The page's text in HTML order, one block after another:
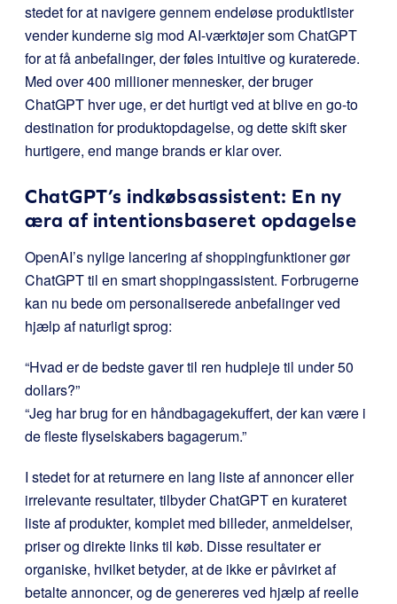
stedet for at navigere gennem endeløse produktlister
vender kunderne sig mod AI-værktøjer som ChatGPT
for at få anbefalinger, der føles intuitive og kuraterede.
Med over 400 millioner mennesker, der bruger
ChatGPT hver uge, er det hurtigt ved at blive en go-to
destination for produktopdagelse, og dette skift sker
hurtigere, end mange brands er klar over.
ChatGPT’s indkøbsassistent: En ny
æra af intentionsbaseret opdagelse
OpenAI’s nylige lancering af shoppingfunktioner gør
ChatGPT til en smart shoppingassistent. Forbrugerne
kan nu bede om personaliserede anbefalinger ved
hjælp af naturligt sprog:
“Hvad er de bedste gaver til ren hudpleje til under 50
dollars?”
“Jeg har brug for en håndbagagekuffert, der kan være i
de fleste flyselskabers bagagerum.”
I stedet for at returnere en lang liste af annoncer eller
irrelevante resultater, tilbyder ChatGPT en kurateret
liste af produkter, komplet med billeder, anmeldelser,
priser og direkte links til køb. Disse resultater er
organiske, hvilket betyder, at de ikke er påvirket af
betalte annoncer, og de genereres ved hjælp af reelle